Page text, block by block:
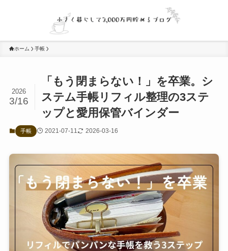
ホーム 手帳
「もう閉まらない！」を卒業。シ
ステム手帳リフィル整理の3ステ
ップと愛用保管バインダー
2026
3/16
手帳 2021-07-11 2026-03-16